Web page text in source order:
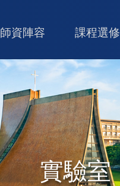
師資陣容 課程選修
實驗室